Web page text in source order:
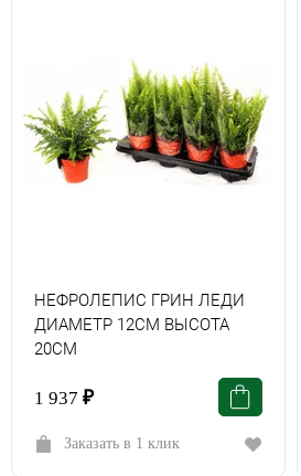
НЕФРОЛЕПИС ГРИН ЛЕДИ
ДИАМЕТР 12СМ ВЫСОТА
20СМ
1 937 ₽
Заказать в 1 клик